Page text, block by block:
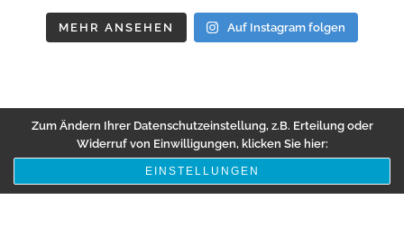
MEHR ANSEHEN Auf Instagram folgen
Zum Ändern Ihrer Datenschutzeinstellung, z.B. Erteilung oder
Widerruf von Einwilligungen, klicken Sie hier:
EINSTELLUNGEN